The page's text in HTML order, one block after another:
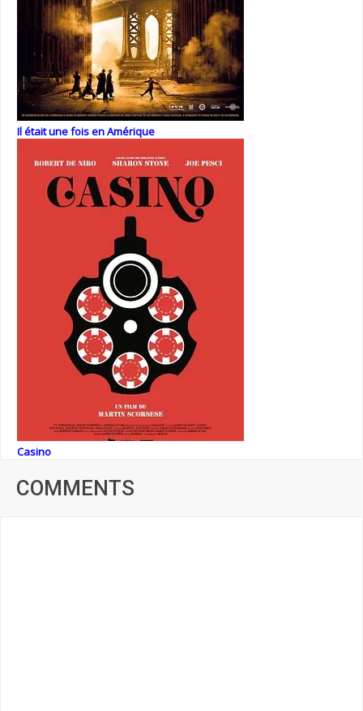
Il était une fois en Amérique
Casino
COMMENTS